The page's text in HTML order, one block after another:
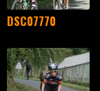
DSC07770